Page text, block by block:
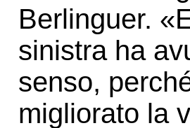
Berlinguer.
sinistra ha
senso,
migliorato la